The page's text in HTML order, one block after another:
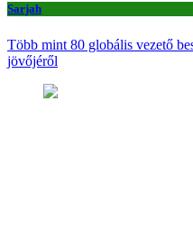
Sarjah
Több mint 80 globális vezető
jövőjéről